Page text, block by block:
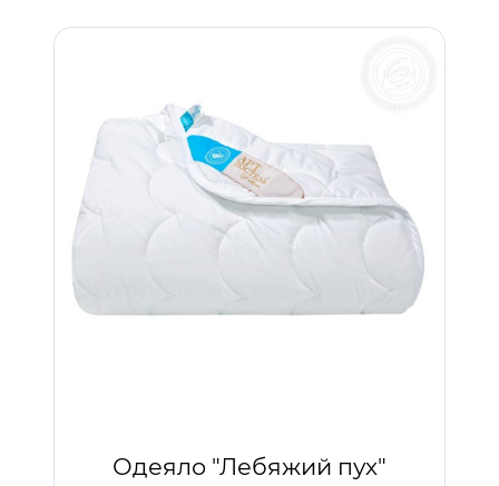
Одеяло "Лебяжий пух"